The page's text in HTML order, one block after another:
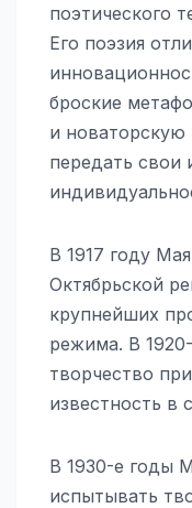
поэтического
Его поэзия
броские
и
передать
В 1917 году
Октябрьской
крупнейших
режима. В
творчество
известность в
В 1930-е годы
испытывать